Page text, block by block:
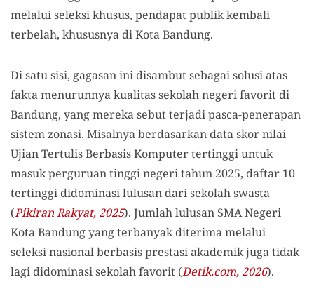
melalui seleksi khusus, pendapat publik kembali
terbelah, khususnya di Kota Bandung.
Di satu sisi, gagasan ini disambut sebagai solusi atas
fakta menurunnya kualitas sekolah negeri favorit di
Bandung, yang mereka sebut terjadi pasca-penerapan
sistem zonasi. Misalnya berdasarkan data skor nilai
Ujian Tertulis Berbasis Komputer tertinggi untuk
masuk perguruan tinggi negeri tahun 2025, daftar 10
tertinggi didominasi lulusan dari sekolah swasta
(Pikiran Rakyat, 2025). Jumlah lulusan SMA Negeri
Kota Bandung yang terbanyak diterima melalui
seleksi nasional berbasis prestasi akademik juga tidak
lagi didominasi sekolah favorit (Detik.com, 2026).